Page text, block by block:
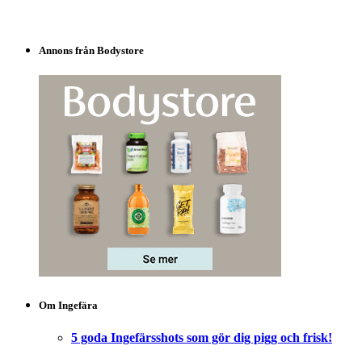
Annons från Bodystore
Om Ingefära
5 goda Ingefärsshots som gör dig pigg och frisk!